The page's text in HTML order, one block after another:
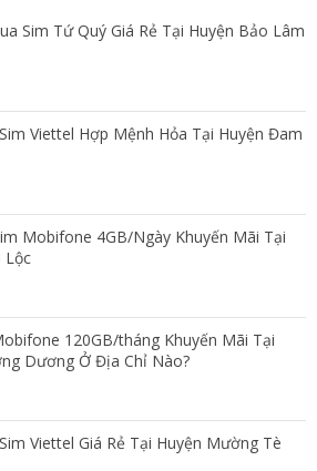
Sim Tứ Quý Giá Rẻ Tại Huyện Bảo Lâm
Viettel Hợp Mệnh Hỏa Tại Huyện Đam
Mobifone 4GB/Ngày Khuyến Mãi Tại
Lộc
120GB/tháng Khuyến Mãi Tại
Dương Ở Địa Chỉ Nào?
Viettel Giá Rẻ Tại Huyện Mường Tè